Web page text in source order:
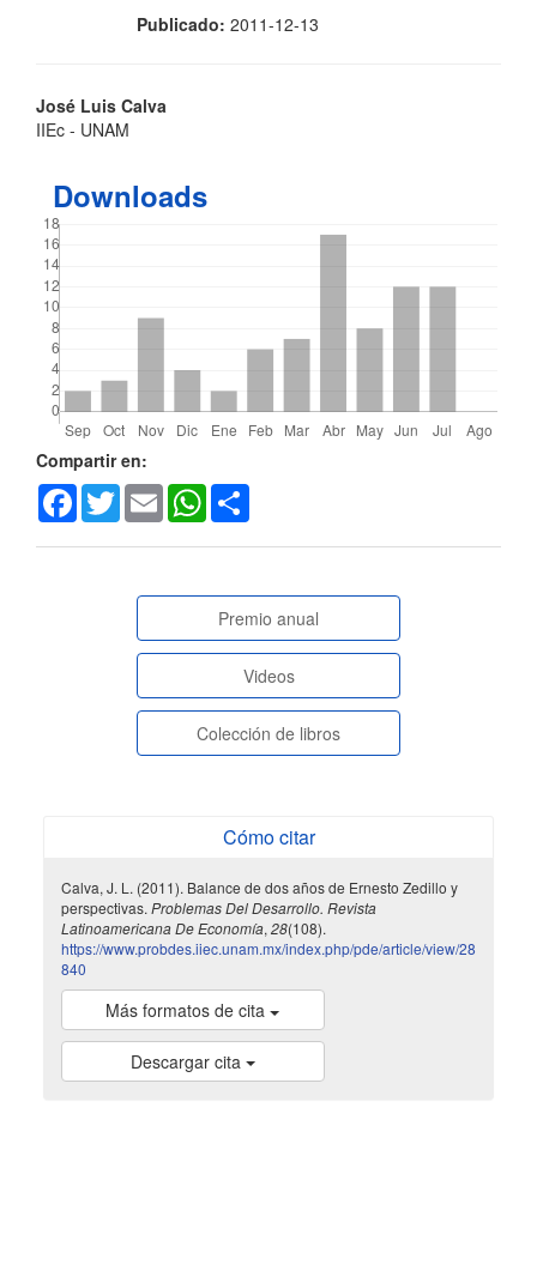
Publicado: 2011-12-13
Contenido
del
artículo
José Luis Calva
IIEc - UNAM
Downloads
Detalles
del
Compartir en:
Facebook
TwitterEmail WhatsApp
paginasespeciales
Premio anual
Videos
Colección de libros
Cómo citar
Calva, J. L. (2011). Balance de dos años de Ernesto Zedillo y
perspectivas. Problemas Del Desarrollo. Revista
Latinoamericana De Economía, 28(108).
https://www.probdes.iiec.unam.mx/index.php/pde/article/view/28
840
Más formatos de cita
Descargar cita